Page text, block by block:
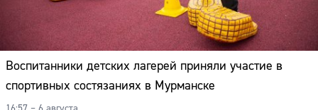
Воспитанники детских лагерей приняли участие в
спортивных состязаниях в Мурманске